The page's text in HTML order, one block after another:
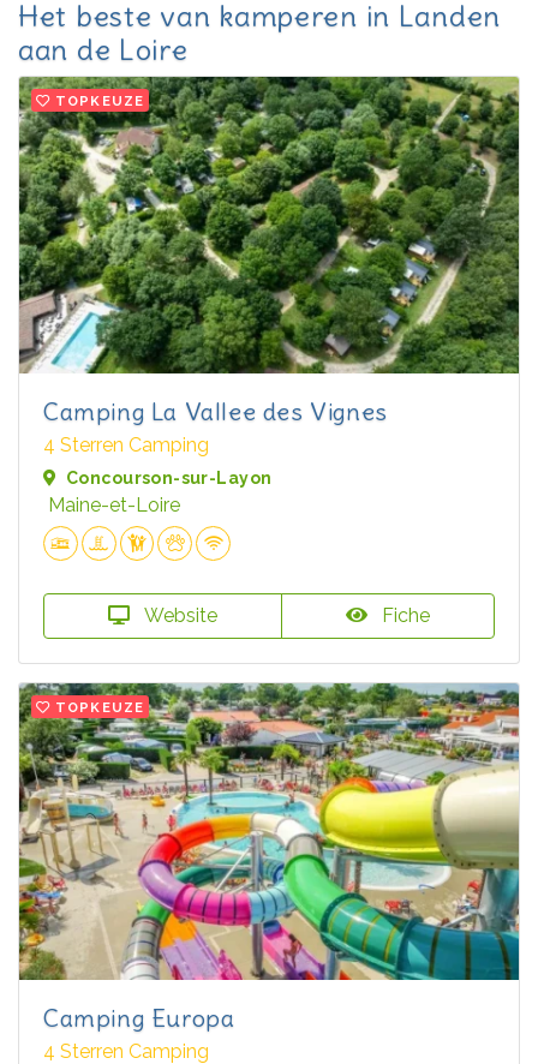
Het beste van kamperen in Landen
aan de Loire
TOPKEUZE
Camping La Vallee des Vignes
4 Sterren Camping
Concourson-sur-Layon
Maine-et-Loire
Website Fiche
TOPKEUZE
Camping Europa
4 Sterren Camping